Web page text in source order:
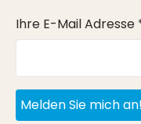
Ihre E-Mail Adresse
Melden Sie mich an!